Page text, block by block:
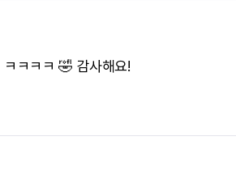
ㅋㅋㅋ 🤣 감사해요!